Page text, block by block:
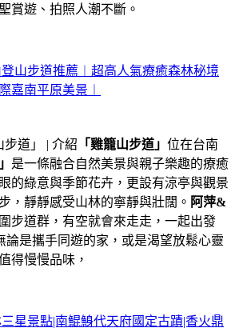
賞遊、拍照人潮不斷。
登山步道推薦︱超高人氣療癒森林秘境
嘉南平原美景︱
道」 | 介紹 「雞籠山步道」 位在台南
是一條融合自然美景與親子樂趣的療癒
的綠意與季節花卉，更設有涼亭與觀景
，靜靜感受山林的寧靜與壯闊。 阿萍&
步道群，有空就會來走走，一起出發
論是攜手同遊的家，或是渴望放鬆心靈
得慢慢品味，
三星景點|南鯤鯓代天府國定古蹟|香火鼎